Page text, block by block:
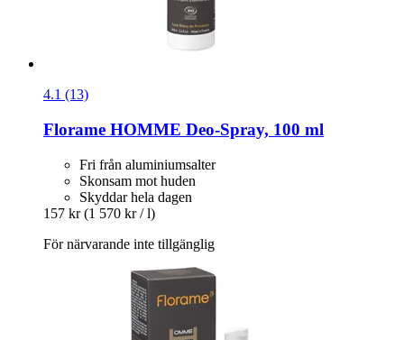
4.1 (13)
Florame HOMME Deo-​Spray, 100 ml
Fri från aluminiumsalter
Skonsam mot huden
Skyddar hela dagen
157 kr (1 570 kr / l)
För närvarande inte tillgänglig